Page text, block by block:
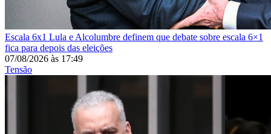
Escala 6x1 Lula e Alcolumbre definem que debate sobre escala 6×1
fica para depois das eleições
07/08/2026 às 17:49
Tensão